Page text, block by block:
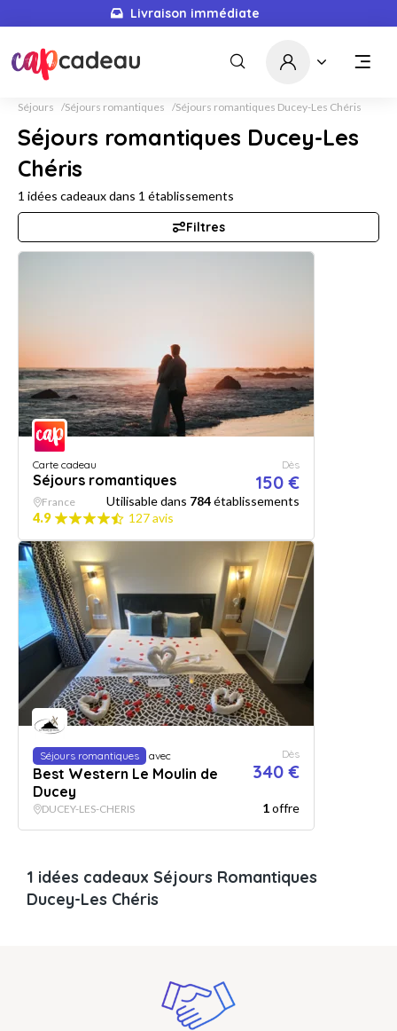
Livraison immédiate
Séjours Séjours romantiques Séjours romantiques Ducey-Les Chéris
Séjours romantiques Ducey-Les
Chéris
1 idées cadeaux dans 1 établissements
Filtres
Carte cadeau
Séjours romantiques
Dès
150 €
France Utilisable dans 784établissements
4.9
127 avis
Séjours romantiques avec
Best Western Le Moulin de
Ducey
Dès
340 €
DUCEY-LES-CHERIS 1offre
1 idées cadeaux Séjours Romantiques
Ducey-Les Chéris